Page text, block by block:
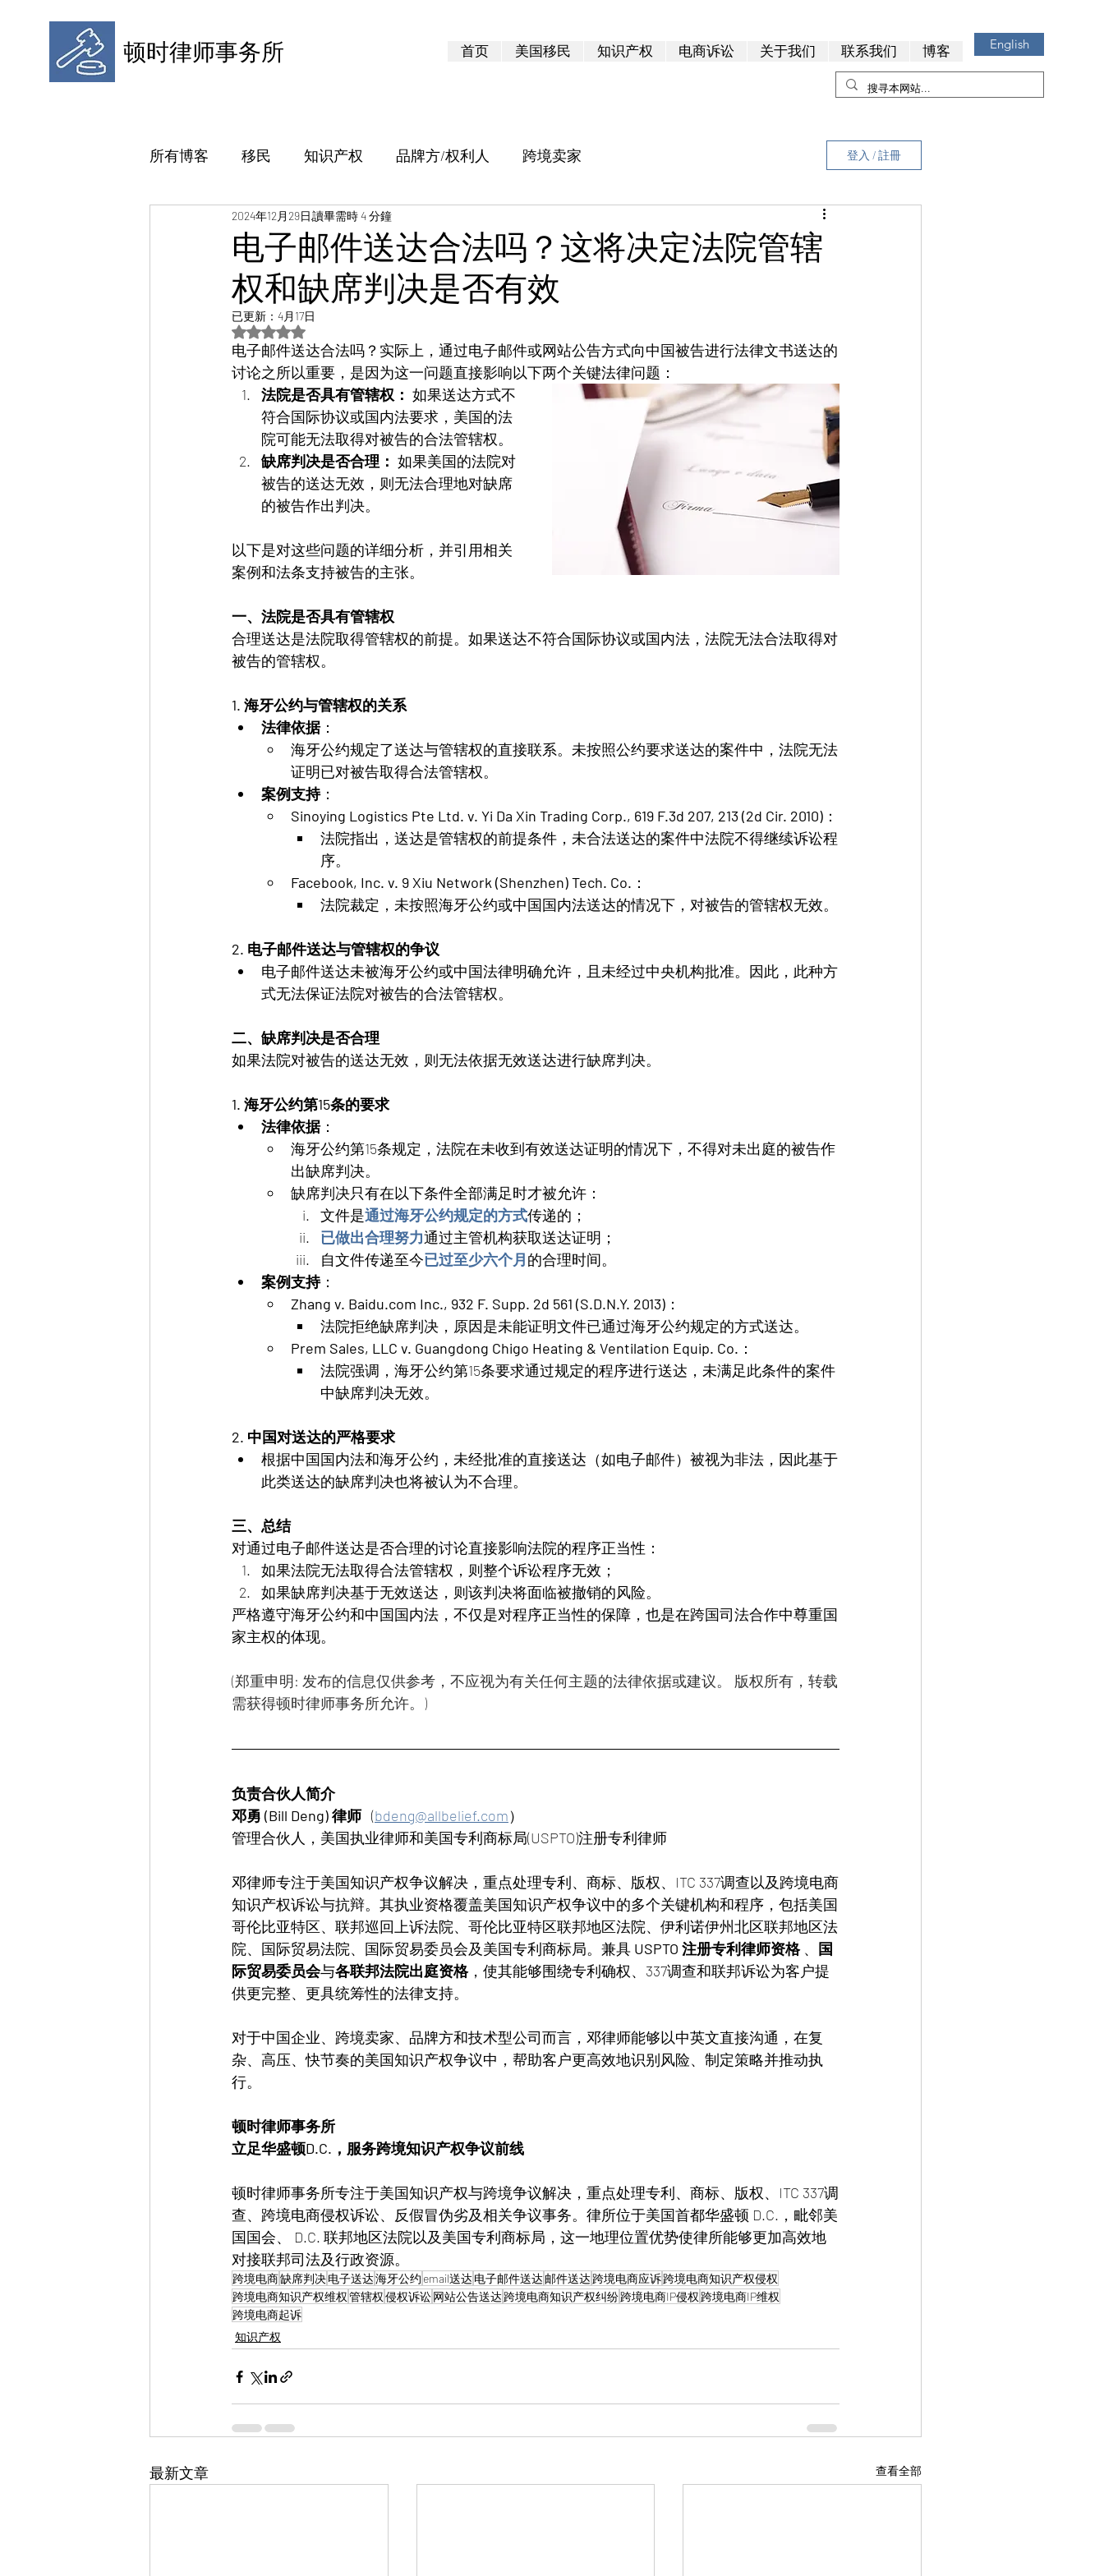
顿时律师事务所 首页 美国移民 知识产权 电商诉讼 关于我们 联系我们 博客 English
所有博客 移民 知识产权 品牌方/权利人 跨境卖家 登入 / 註冊
电子邮件送达合法吗？这将决定法院管辖
权和缺席判决是否有效
2024年12月29日讀畢需時 4 分鐘
已更新： 4月17日
評等為 NaN（最高為 5 顆星）。
电子邮件送达合法吗？实际上，通过电子邮件或网站公告方式向中国被告进行法律文书送达的
讨论之所以重要，是因为这一问题直接影响以下两个关键法律问题：
法院是否具有管辖权： 如果送达方式不
符合国际协议或国内法要求，美国的法
院可能无法取得对被告的合法管辖权。
缺席判决是否合理： 如果美国的法院对
被告的送达无效，则无法合理地对缺席
的被告作出判决。
以下是对这些问题的详细分析，并引用相关
案例和法条支持被告的主张。
一、法院是否具有管辖权
合理送达是法院取得管辖权的前提。如果送达不符合国际协议或国内法，法院无法合法取得对
被告的管辖权。
1. 海牙公约与管辖权的关系
法律依据：
海牙公约规定了送达与管辖权的直接联系。未按照公约要求送达的案件中，法院无法
证明已对被告取得合法管辖权。
案例支持：
Sinoying Logistics Pte Ltd. v. Yi Da Xin Trading Corp., 619 F.3d 207, 213 (2d Cir. 2010) ：
法院指出，送达是管辖权的前提条件，未合法送达的案件中法院不得继续诉讼程
序​。
Facebook, Inc. v. 9 Xiu Network (Shenzhen) Tech. Co. ：
法院裁定，未按照海牙公约或中国国内法送达的情况下，对被告的管辖权无效​。
2. 电子邮件送达与管辖权的争议
电子邮件送达未被海牙公约或中国法律明确允许，且未经过中央机构批准。因此，此种方
式无法保证法院对被告的合法管辖权。
二、缺席判决是否合理
如果法院对被告的送达无效，则无法依据无效送达进行缺席判决。
1. 海牙公约第15条的要求
法律依据：
海牙公约第15条规定，法院在未收到有效送达证明的情况下，不得对未出庭的被告作
出缺席判决。
缺席判决只有在以下条件全部满足时才被允许：
文件是通过海牙公约规定的方式传递的；
已做出合理努力通过主管机构获取送达证明；
自文件传递至今已过至少六个月的合理时间。
案例支持：
Zhang v. Baidu.com Inc., 932 F. Supp. 2d 561 (S.D.N.Y. 2013) ：
法院拒绝缺席判决，原因是未能证明文件已通过海牙公约规定的方式送达​。
Prem Sales, LLC v. Guangdong Chigo Heating & Ventilation Equip. Co. ：
法院强调，海牙公约第15条要求通过规定的程序进行送达，未满足此条件的案件
中缺席判决无效​。
2. 中国对送达的严格要求
根据中国国内法和海牙公约，未经批准的直接送达（如电子邮件）被视为非法，因此基于
此类送达的缺席判决也将被认为不合理。
三、总结
对通过电子邮件送达是否合理的讨论直接影响法院的程序正当性：
如果法院无法取得合法管辖权，则整个诉讼程序无效；
如果缺席判决基于无效送达，则该判决将面临被撤销的风险。
严格遵守海牙公约和中国国内法，不仅是对程序正当性的保障，也是在跨国司法合作中尊重国
家主权的体现。
(郑重申明: 发布的信息仅供参考，不应视为有关任何主题的法律依据或建议。 版权所有，转载
需获得顿时律师事务所允许。)
负责合伙人简介
邓勇 (Bill Deng) 律师 (bdeng@allbelief.com）
管理合伙人，美国执业律师和美国专利商标局(USPTO)注册专利律师
邓律师专注于美国知识产权争议解决，重点处理专利、商标、版权、ITC 337调查以及跨境电商
知识产权诉讼与抗辩。其执业资格覆盖美国知识产权争议中的多个关键机构和程序，包括美国
哥伦比亚特区、联邦巡回上诉法院、哥伦比亚特区联邦地区法院、伊利诺伊州北区联邦地区法
院、国际贸易法院、国际贸易委员会及美国专利商标局。兼具 USPTO 注册专利律师资格 、 国
际贸易委员会与各联邦法院出庭资格，使其能够围绕专利确权、337调查和联邦诉讼为客户提
供更完整、更具统筹性的法律支持。
对于中国企业、跨境卖家、品牌方和技术型公司而言，邓律师能够以中英文直接沟通，在复
杂、高压、快节奏的美国知识产权争议中，帮助客户更高效地识别风险、制定策略并推动执
行。
顿时律师事务所
立足华盛顿D.C.，服务跨境知识产权争议前线
顿时律师事务所专注于美国知识产权与跨境争议解决，重点处理专利、商标、版权、ITC 337调
查、跨境电商侵权诉讼、反假冒伪劣及相关争议事务。律所位于美国首都华盛顿 D.C.，毗邻美
国国会、 D.C. 联邦地区法院以及美国专利商标局，这一地理位置优势使律所能够更加高效地
对接联邦司法及行政资源。
跨境电商缺席判决电子送达海牙公约 email送达电子邮件送达邮件送达跨境电商应诉跨境电商知识产权侵权
跨境电商知识产权维权管辖权侵权诉讼网站公告送达跨境电商知识产权纠纷跨境电商IP侵权跨境电商IP维权
跨境电商起诉
知识产权
最新文章 查看全部